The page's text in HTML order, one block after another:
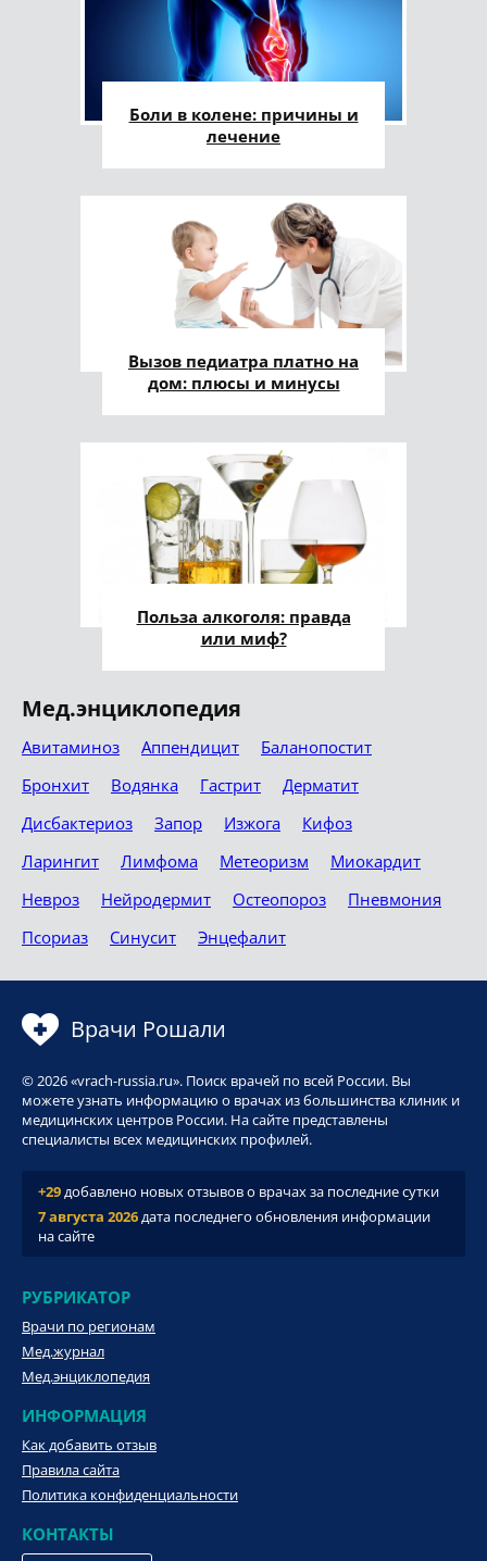
Боли в колене: причины и
лечение
Вызов педиатра платно на
дом: плюсы и минусы
Польза алкоголя: правда
или миф?
Мед.энциклопедия
Авитаминоз Аппендицит
Баланопостит
Бронхит
Водянка Гастрит
Дерматит
Дисбактериоз
Запор Изжога
Кифоз
Ларингит
Лимфома Метеоризм
Миокардит
Невроз
Нейродермит Остеопороз
Пневмония
Псориаз
Синусит Энцефалит
Врачи Рошали
© 2026 «vrach-russia.ru». Поиск врачей по всей России. Вы
можете узнать информацию о врачах из большинства клиник и
медицинских центров России. На сайте представлены
специалисты всех медицинских профилей.
+29добавлено новых отзывов о врачах за последние сутки
7 августа 2026дата последнего обновления информации
на сайте
РУБРИКАТОР
Врачи по регионам
Мед.журнал
Мед.энциклопедия
ИНФОРМАЦИЯ
Как добавить отзыв
Правила сайта
Политика конфиденциальности
КОНТАКТЫ